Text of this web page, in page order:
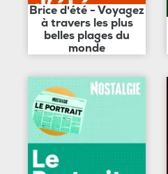
Brice d'été - Voyagez
à travers les plus
belles plages du
monde